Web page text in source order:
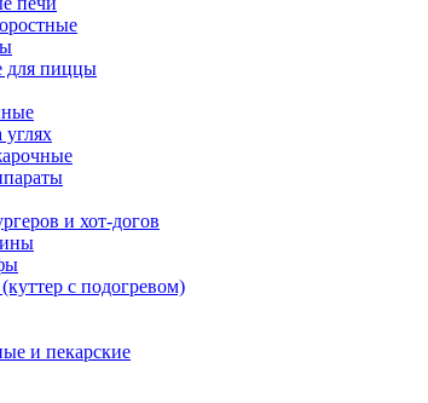
для пиццы
и хот-догов
с подогревом)
и пекарские